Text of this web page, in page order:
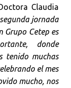
Claudia
jornada
Grupo Cetep es
donde
tenido muchas
el mes
mucho, nos